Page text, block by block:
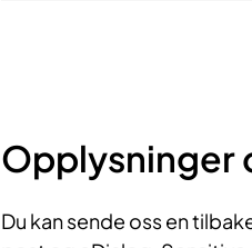
Opplysninger
Du kan sende oss en